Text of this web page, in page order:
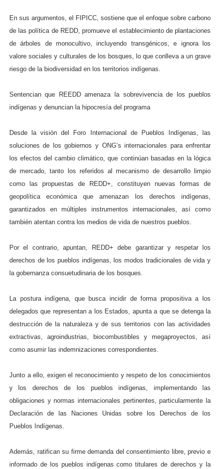
En sus argumentos, el FIPICC, sostiene que el enfoque sobre carbono
de las política de REDD, promueve el establecimiento de plantaciones
de árboles de monocultivo, incluyendo transgénicos, e ignora los
valore sociales y culturales de los bosques, lo que conlleva a un grave
riesgo de la biodiversidad en los territorios indígenas.
Sentencian que REEDD amenaza la sobrevivencia de los pueblos
indígenas y denuncian la hipocresía del programa
Desde la visión del Foro Internacional de Pueblos Indígenas, las
soluciones de los gobiernos y ONG’s internacionales para enfrentar
los efectos del cambio climático, que continúan basadas en la lógica
de mercado, tanto los referidos al mecanismo de desarrollo limpio
como las propuestas de REDD+, constituyen nuevas formas de
geopolítica económica que amenazan los derechos indígenas,
garantizados en múltiples instrumentos internacionales, así como
también atentan contra los medios de vida de nuestros pueblos.
Por el contrario, apuntan, REDD+ debe garantizar y respetar los
derechos de los pueblos indígenas, los modos tradicionales de vida y
la gobernanza consuetudinaria de los bosques.
La postura indígena, que busca incidir de forma propositiva a los
delegados que representan a los Estados, apunta a que se detenga la
destrucción de la naturaleza y de sus territorios con las actividades
extractivas, agroindustrias, biocombustibles y megaproyectos, así
como asumir las indemnizaciones correspondientes.
Junto a ello, exigen el reconocimiento y respeto de los conocimientos
y los derechos de los pueblos indígenas, implementando las
obligaciones y normas internacionales pertinentes, particularmente la
Declaración de las Naciones Unidas sobre los Derechos de los
Pueblos Indígenas.
Además, ratifican su firme demanda del consentimiento libre, previo e
informado de los pueblos indígenas como titulares de derechos y la